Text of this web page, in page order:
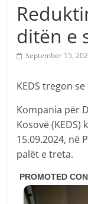
ditën e
September 15,
KEDS tregon
Kompania për
Kosovë
15.09.2024, në
palët e treta.